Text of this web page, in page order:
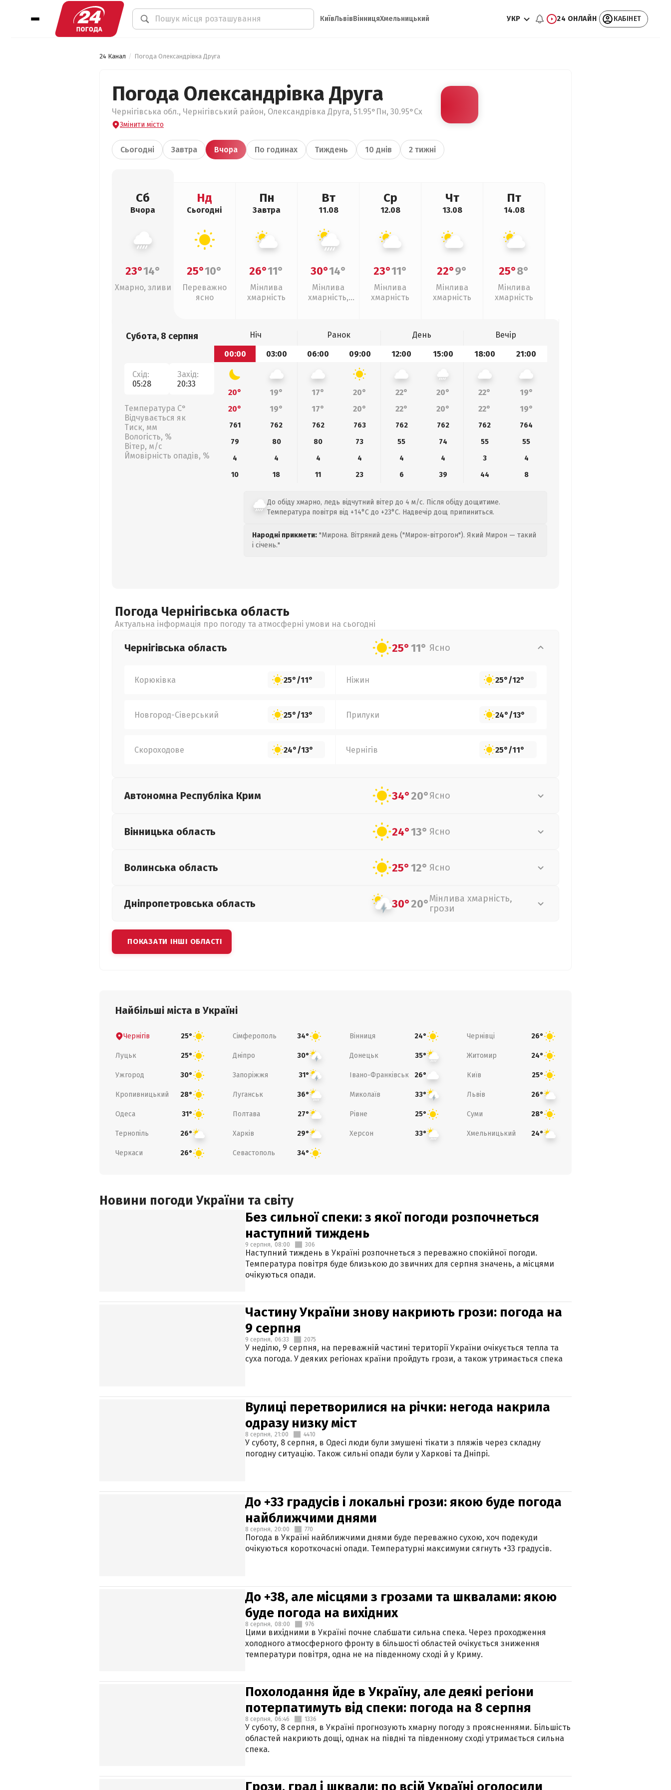
КиївЛьвівВінницяХмельницький УКР 24 ОНЛАЙН КАБІНЕТ
24 Канал Погода Олександрівка Друга
Погода Олександрівка Друга
Чернігівська обл., Чернігівський район, Олександрівка Друга, 51.95°Пн, 30.95°Сх
Змінити місто
Сьогодні Завтра Вчора По годинах Тиждень 10 днів 2 тижні
Сб
Вчора
23°14°
Хмарно, зливи
Нд
Сьогодні
25°10°
Переважно
ясно
Пн
Завтра
26°11°
Мінлива
хмарність
Вт
11.08
30°14°
Мінлива
хмарність,
Ср
12.08
23°11°
Мінлива
хмарність
Чт
13.08
22°9°
Мінлива
хмарність
Пт
14.08
25°8°
Мінлива
хмарність
Субота, 8 серпня
Схід:
05:28
Захід:
20:33
Температура С°
Відчувається як
Тиск, мм
Вологість, %
Вітер, м/с
Ймовірність опадів, %
Ніч Ранок День
Вечір
00:00
03:00 06:00 09:00 12:00 15:00 18:00 21:00
20° 19° 17° 20° 22° 20° 22°
19°
20°
19° 17° 20° 22° 20° 22° 19°
761 762 762 763 762 762 762
764
79
80 80 73 55 74 55
55
4
4 4 4 4 4 3
4
10
18 11 23 6 39 44 8
До обіду хмарно, ледь відчутний вітер до 4 м/с. Після обіду дощитиме.
Температура повітря від +14°C до +23°C. Надвечір дощ припиниться.
Народні прикмети: "Мирона. Вітряний день ("Мирон-вітрогон"). Який Мирон — такий
і січень."
Погода Чернігівська область
Актуальна інформація про погоду та атмосферні умови на сьогодні
Чернігівська область 25°11° Ясно
Корюківка 25°/11° Ніжин 25°/12°
Новгород-Сіверський 25°/13° Прилуки 24°/13°
Скороходове 24°/13° Чернігів 25°/11°
Автономна Республіка Крим 34°20°Ясно
Вінницька область 24°13° Ясно
Волинська область 25°12° Ясно
Дніпропетровська область 30°20°Мінлива хмарність,
грози
ПОКАЗАТИ ІНШІ ОБЛАСТІ
Найбільші міста в Україні
Чернігів 25° Сімферополь 34° Вінниця 24° Чернівці 26°
Луцьк 25° Дніпро 30° Донецьк 35° Житомир 24°
Ужгород 30° Запоріжжя 31° Івано-Франківськ 26° Київ 25°
Кропивницький 28° Луганськ 36° Миколаїв 33° Львів 26°
Одеса 31° Полтава 27° Рівне 25° Суми 28°
Тернопіль 26° Харків 29° Херсон 33° Хмельницький 24°
Черкаси 26° Севастополь 34°
Новини погоди України та світу
Без сильної спеки: з якої погоди розпочнеться
наступний тиждень
9 серпня, 08:00 306
Наступний тиждень в Україні розпочнеться з переважно спокійної погоди.
Температура повітря буде близькою до звичних для серпня значень, а місцями
очікуються опади.
Частину України знову накриють грози: погода на
9 серпня
9 серпня, 06:33 2075
У неділю, 9 серпня, на переважній частині території України очікується тепла та
суха погода. У деяких регіонах країни пройдуть грози, а також утримається спека
Вулиці перетворилися на річки: негода накрила
одразу низку міст
8 серпня, 21:00 4410
У суботу, 8 серпня, в Одесі люди були змушені тікати з пляжів через складну
погодну ситуацію. Також сильні опади були у Харкові та Дніпрі.
До +33 градусів і локальні грози: якою буде погода
найближчими днями
8 серпня, 20:00 770
Погода в Україні найближчими днями буде переважно сухою, хоч подекуди
очікуються короткочасні опади. Температурні максимуми сягнуть +33 градусів.
До +38, але місцями з грозами та шквалами: якою
буде погода на вихідних
8 серпня, 08:00 976
Цими вихідними в Україні почне слабшати сильна спека. Через проходження
холодного атмосферного фронту в більшості областей очікується зниження
температури повітря, одна не на південному сході й у Криму.
Похолодання йде в Україну, але деякі регіони
потерпатимуть від спеки: погода на 8 серпня
8 серпня, 06:46 1336
У суботу, 8 серпня, в Україні прогнозують хмарну погоду з проясненнями. Більшість
областей накриють дощі, однак на півдні та південному сході утримається сильна
спека.
Грози, град і шквали: по всій Україні оголосили